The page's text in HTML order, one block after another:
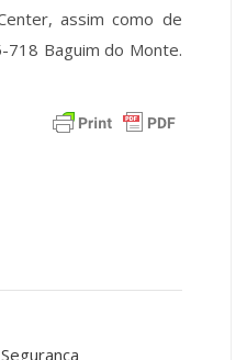
assim como de
718 Baguim do Monte.